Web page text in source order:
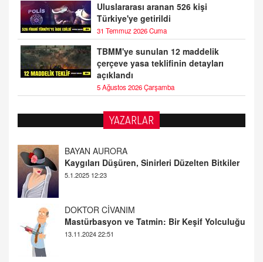
Uluslararası aranan 526 kişi
Türkiye'ye getirildi
31 Temmuz 2026 Cuma
TBMM'ye sunulan 12 maddelik
çerçeve yasa teklifinin detayları
açıklandı
5 Ağustos 2026 Çarşamba
YAZARLAR
DOKTOR CİVANIM
Mastürbasyon ve Tatmin: Bir Keşif Yolculuğu
13.11.2024 22:51
ALİ EFENDİ
Adana At Yarışı Tahminleri | 21 Aralık
Cumartesi